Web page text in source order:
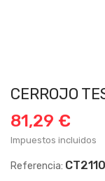
CERROJO
81,29 €
Impuestos incluidos
Referencia: